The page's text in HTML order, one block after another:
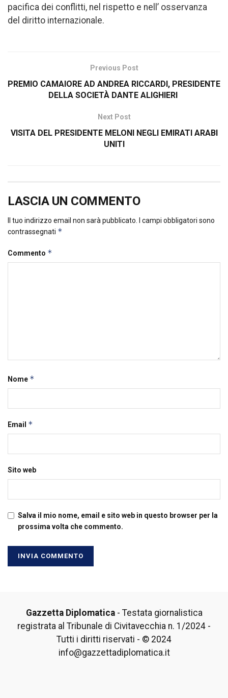
pacifica dei conflitti, nel rispetto e nell’ osservanza
del diritto internazionale.
Previous Post
PREMIO CAMAIORE AD ANDREA RICCARDI, PRESIDENTE
DELLA SOCIETÀ DANTE ALIGHIERI
Next Post
VISITA DEL PRESIDENTE MELONI NEGLI EMIRATI ARABI
UNITI
LASCIA UN COMMENTO
Il tuo indirizzo email non sarà pubblicato.
I campi obbligatori sono
contrassegnati *
Commento *
Nome *
Email *
Sito web
Salva il mio nome, email e sito web in questo browser per la
prossima volta che commento.
Gazzetta Diplomatica- Testata giornalistica
registrata al Tribunale di Civitavecchia n. 1/2024 -
Tutti i diritti riservati - © 2024
info@gazzettadiplomatica.it